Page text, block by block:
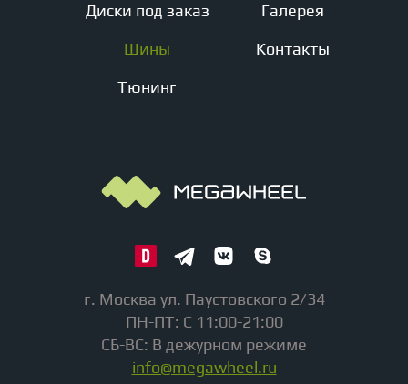
Диски под заказ
Шины
Тюнинг
Галерея
Контакты
г. Москва ул. Паустовского 2/34
ПН-ПТ: С 11:00-21:00
СБ-ВС: В дежурном режиме
info@megawheel.ru